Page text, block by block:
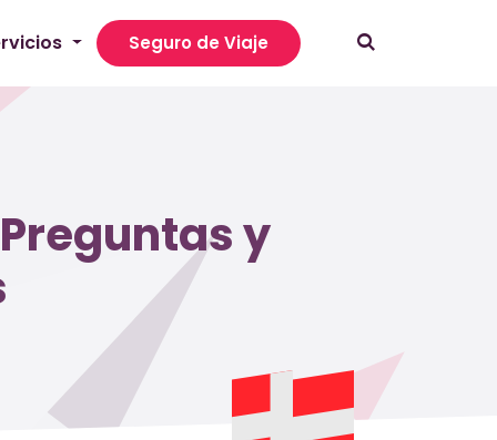
Seguro de Viaje
y